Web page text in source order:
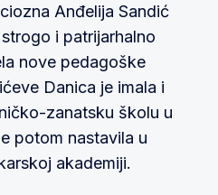
Anđelija Sandić
i patrijarhalno
nove pedagoške
Danica je imala i
zanatsku školu u
potom nastavila u
akademiji.